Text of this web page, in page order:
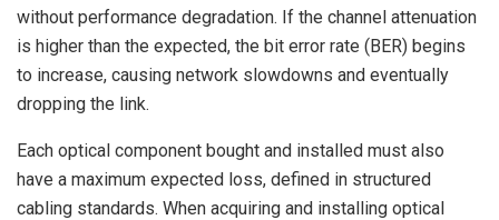
without performance degradation. If the channel attenuation
is higher than the expected, the bit error rate (BER) begins
to increase, causing network slowdowns and eventually
dropping the link.
Each optical component bought and installed must also
have a maximum expected loss, defined in structured
cabling standards. When acquiring and installing optical